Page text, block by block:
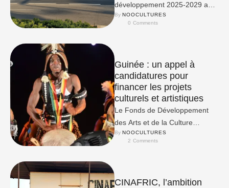
développement 2025-2029 a
été adopté ce 11 juin 2025.
By NOOCULTURES
0 Comments
Guinée : un appel à
candidatures pour
financer les projets
culturels et artistiques
Le Fonds de Développement
des Arts et de la Culture
(FODAC) ouvre son appel à
By NOOCULTURES
2 Comments
CINAFRIC, l’ambition